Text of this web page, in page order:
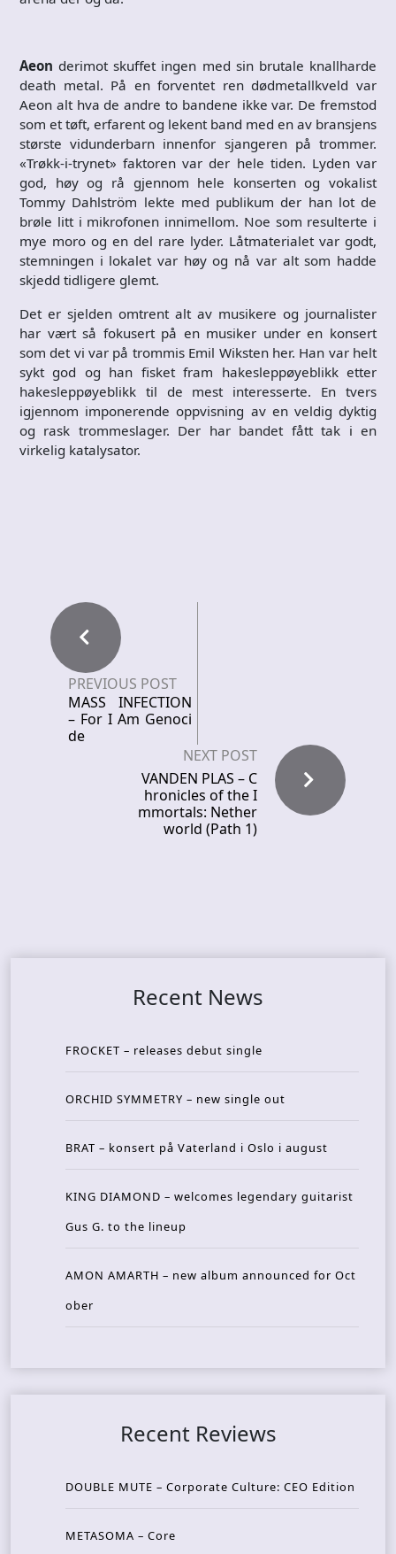
Aeon derimot skuffet ingen med sin brutale knallharde
death metal. På en forventet ren dødmetallkveld var
Aeon alt hva de andre to bandene ikke var. De fremstod
som et tøft, erfarent og lekent band med en av bransjens
største vidunderbarn innenfor sjangeren på trommer.
«Trøkk-i-trynet» faktoren var der hele tiden. Lyden var
god, høy og rå gjennom hele konserten og vokalist
Tommy Dahlström lekte med publikum der han lot de
brøle litt i mikrofonen innimellom. Noe som resulterte i
mye moro og en del rare lyder. Låtmaterialet var godt,
stemningen i lokalet var høy og nå var alt som hadde
skjedd tidligere glemt.
Det er sjelden omtrent alt av musikere og journalister
har vært så fokusert på en musiker under en konsert
som det vi var på trommis Emil Wiksten her. Han var helt
sykt god og han fisket fram hakesleppøyeblikk etter
hakesleppøyeblikk til de mest interesserte. En tvers
igjennom imponerende oppvisning av en veldig dyktig
og rask trommeslager. Der har bandet fått tak i en
virkelig katalysator.
PREVIOUS POST
MASS INFECTION
– For I Am Genoci
de
NEXT POST
VANDEN PLAS – C
hronicles of the I
mmortals: Nether
world (Path 1)
Recent News
FROCKET – releases debut single
ORCHID SYMMETRY – new single out
BRAT – konsert på Vaterland i Oslo i august
KING DIAMOND – welcomes legendary guitarist
Gus G. to the lineup
AMON AMARTH – new album announced for Oct
ober
Recent Reviews
DOUBLE MUTE – Corporate Culture: CEO Edition
METASOMA – Core